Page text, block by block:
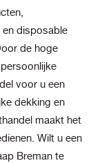
disposable
de hoge
voor u een
dekking en
maakt het
Wilt u een
Breman te